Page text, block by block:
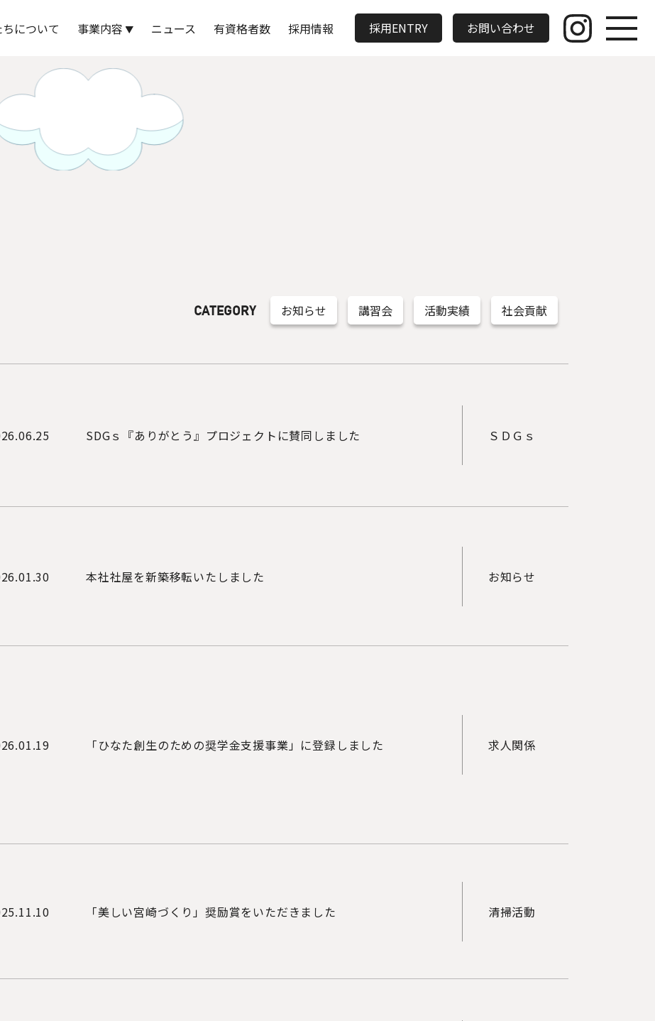
工営株式会社
について 事業内容 ニュース 有資格者数 採用情報 採用ENTRY お問い合わせ
CATEGORY お知らせ 講習会 活動実績 社会貢献
SDGｓ『ありがとう』プロジェクトに賛同しました ＳＤＧｓ
本社社屋を新築移転いたしました お知らせ
「ひなた創生のための奨学金支援事業」に登録しました 求人関係
「美しい宮崎づくり」奨励賞をいただきました 清掃活動